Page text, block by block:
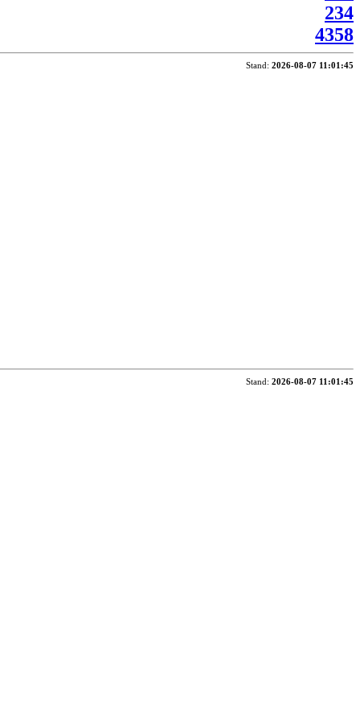
234
4358
Stand: 2026-08-07 11:01:45
Stand: 2026-08-07 11:01:45